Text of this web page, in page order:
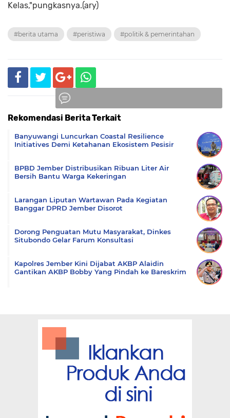
Kelas,"pungkasnya.(ary)
#berita utama #peristiwa #politik & pemerintahan
Rekomendasi Berita Terkait
Banyuwangi Luncurkan Coastal Resilience
Initiatives Demi Ketahanan Ekosistem Pesisir
BPBD Jember Distribusikan Ribuan Liter Air
Bersih Bantu Warga Kekeringan
Larangan Liputan Wartawan Pada Kegiatan
Banggar DPRD Jember Disorot
Dorong Penguatan Mutu Masyarakat, Dinkes
Situbondo Gelar Farum Konsultasi
Kapolres Jember Kini Dijabat AKBP Alaidin
Gantikan AKBP Bobby Yang Pindah ke Bareskrim